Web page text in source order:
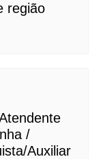
região
/
Auxiliar